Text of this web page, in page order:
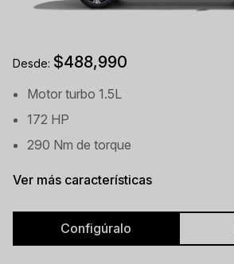
Desde: $488,990
Motor turbo 1.5L
172 HP
290 Nm de torque
Ver más características
Configúralo